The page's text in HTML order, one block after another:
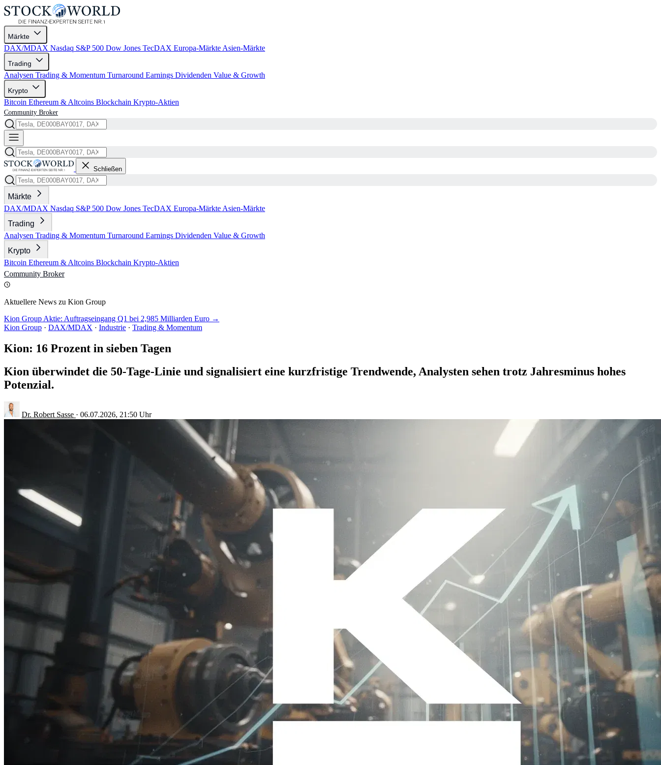
Märkte
DAX/MDAX Nasdaq S&P 500 Dow Jones TecDAX Europa-Märkte Asien-Märkte
Trading
Analysen Trading & Momentum Turnaround Earnings Dividenden Value & Growth
Krypto
Bitcoin Ethereum & Altcoins Blockchain Krypto-Aktien
Community Broker
Schließen
Märkte
DAX/MDAX Nasdaq S&P 500 Dow Jones TecDAX Europa-Märkte Asien-Märkte
Trading
Analysen Trading & Momentum Turnaround Earnings Dividenden Value & Growth
Krypto
Bitcoin Ethereum & Altcoins Blockchain Krypto-Aktien
Community Broker
Aktuellere News zu Kion Group
Kion Group Aktie: Auftragseingang Q1 bei 2,985 Milliarden Euro →
Kion Group · DAX/MDAX · Industrie · Trading & Momentum
Kion: 16 Prozent in sieben Tagen
Kion überwindet die 50-Tage-Linie und signalisiert eine kurzfristige Trendwende, Analysten sehen trotz Jahresminus hohes
Potenzial.
Dr. Robert Sasse · 06.07.2026, 21:50 Uhr